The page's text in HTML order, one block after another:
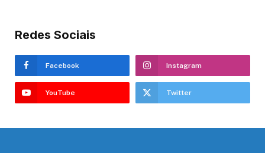
Redes Sociais
Facebook Instagram
YouTube Twitter